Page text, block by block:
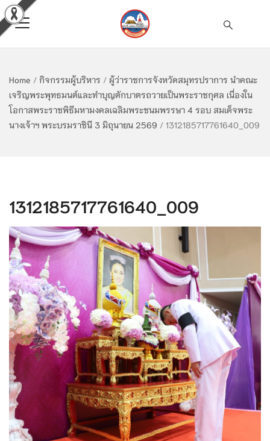
Home / กิจกรรมผู้บริหาร / ผู้ว่าราชการจังหวัดสมุทรปราการ นำคณะ
เจริญพระพุทธมนต์และทำบุญตักบาตรถวายเป็นพระราชกุศล เนื่องใน
โอกาสพระราชพิธีมหามงคลเฉลิมพระชนมพรรษา 4 รอบ สมเด็จพระ
นางเจ้าฯ พระบรมราชินี 3 มิถุนายน 2569 / 1312185717761640_009
1312185717761640_009